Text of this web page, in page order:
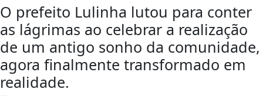
O prefeito Lulinha lutou para conter
as lágrimas ao celebrar a realização
de um antigo sonho da comunidade,
agora finalmente transformado em
realidade.